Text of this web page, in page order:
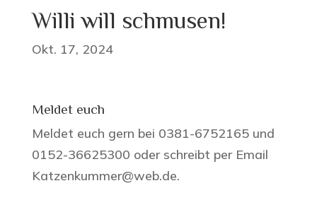
Willi will schmusen!
Okt. 17, 2024
Meldet euch
Meldet euch gern bei 0381-6752165 und
0152-36625300 oder schreibt per Email
Katzenkummer@web.de.